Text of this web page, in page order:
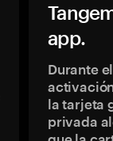
app.
Durante
la tarjeta
privada